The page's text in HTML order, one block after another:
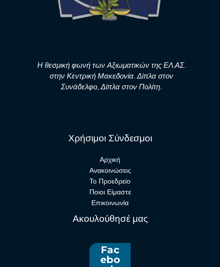
Η θεσμική φωνή των Αξιωματικών της ΕΛ.ΑΣ.
στην Κεντρική Μακεδονία. Δίπλα στον
Συνάδελφο, Δίπλα στον Πολίτη.
Χρήσιμοι Σύνδεσμοι
Αρχική
Ανακοινώσεις
Το Προεδρείο
Ποιοι Είμαστε
Επικοινωνία
Ακουλούθησέ μας
Fac
ebo